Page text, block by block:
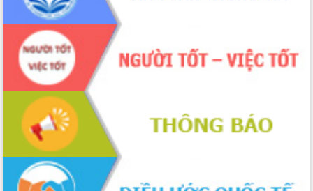
Hòn Yến phát triển du lịch gắn với bảo
tồn biển
Lấy ý kiến điều chỉnh Quy hoạch tỉnh
Đắk Lắk thời kỳ 2021-2030, tầm nhìn
đến năm 2050
Phát động chiến dịch 30 ngày đêm
giải phóng mặt bằng Tuyến đường bộ
ven biển
Đắk Lắk nỗ lực thúc đẩy tăng trưởng
kinh tế từ 10% trở lên trong Quý
II/2026
Đắk Lắk ký kết thỏa thuận hợp tác về